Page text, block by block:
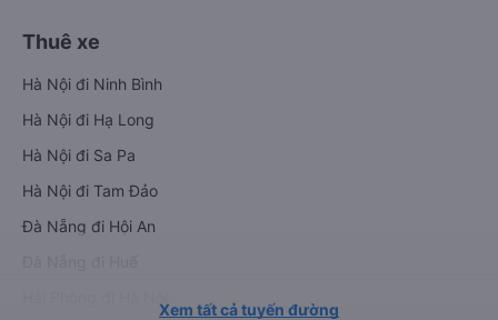
Thuê xe
Hà Nội đi Ninh Bình
Hà Nội đi Hạ Long
Hà Nội đi Sa Pa
Hà Nội đi Tam Đảo
Đà Nẵng đi Hội An
Xem tất cả tuyến đường